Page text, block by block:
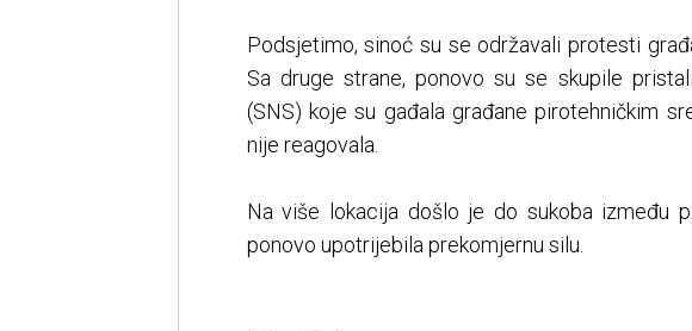
Podsjetimo, sinoć su se održavali protesti
Sa druge strane, ponovo su se skupile
(SNS) koje su gađala građane pirotehničkim
nije reagovala.
Na više lokacija došlo je do sukoba između
ponovo upotrijebila prekomjernu silu.